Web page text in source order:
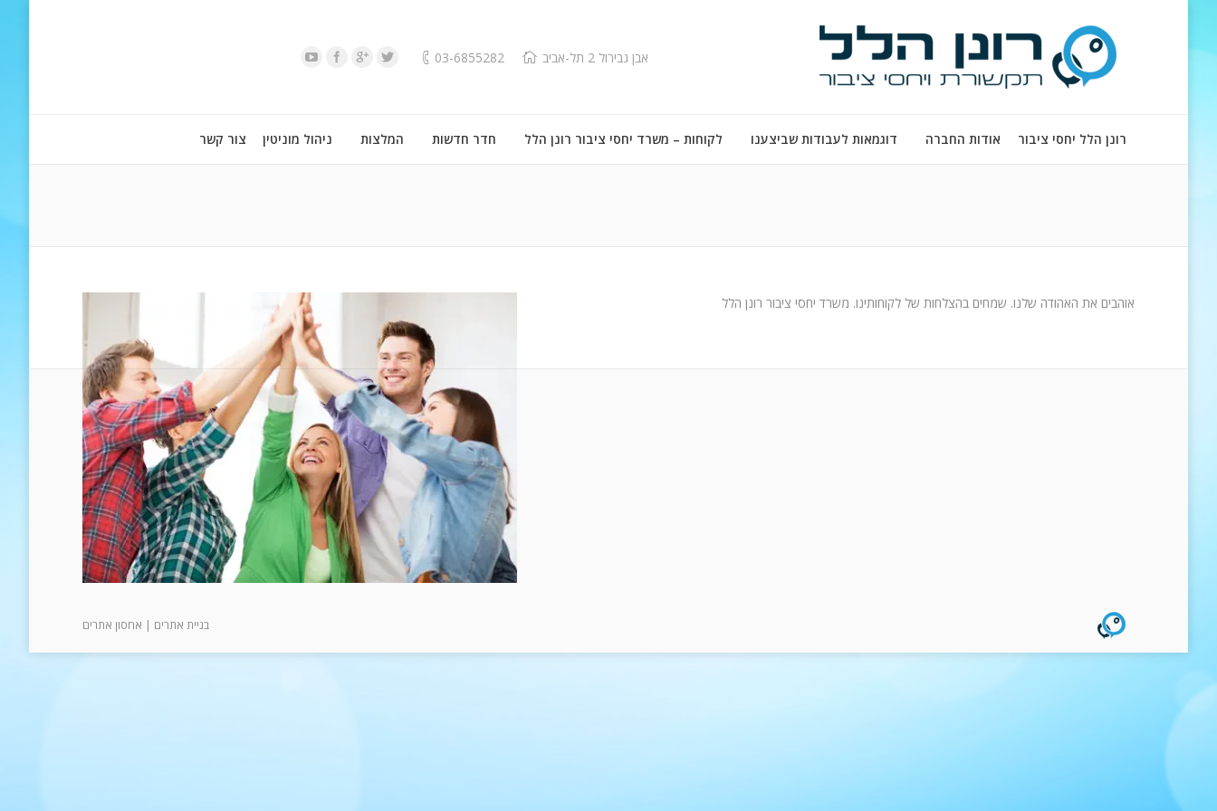
אבן גבירול 2 תל-אביב 03-6855282
רונן הלל יחסי ציבור אודות החברה דוגמאות לעבודות שביצענו לקוחות – משרד יחסי ציבור רונן הלל חדר חדשות המלצות ניהול מוניטין צור קשר
אוהבים את האהודה שלנו. שמחים בהצלחות של לקוחותינו. משרד יחסי ציבור רונן הלל
בניית אתרים | אחסון אתרים